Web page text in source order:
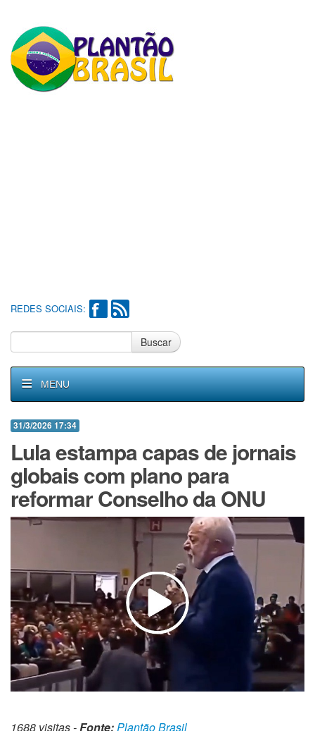
REDES SOCIAIS:
Buscar
MENU
31/3/2026 17:34
Lula estampa capas de jornais
globais com plano para
reformar Conselho da ONU
1688 visitas -Fonte:Plantão Brasil